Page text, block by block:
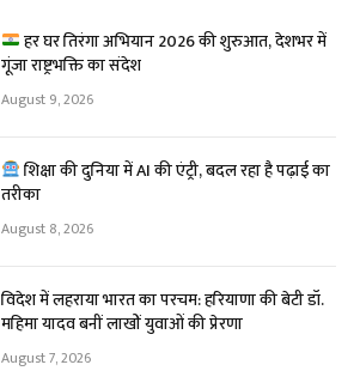
हर घर तिरंगा अभियान 2026 की शुरुआत, देशभर में
गूंजा राष्ट्रभक्ति का संदेश
August 9, 2026
शिक्षा की दुनिया में AI की एंट्री, बदल रहा है पढ़ाई का
तरीका
August 8, 2026
विदेश में लहराया भारत का परचम: हरियाणा की बेटी डॉ.
महिमा यादव बनीं लाखों युवाओं की प्रेरणा
August 7, 2026